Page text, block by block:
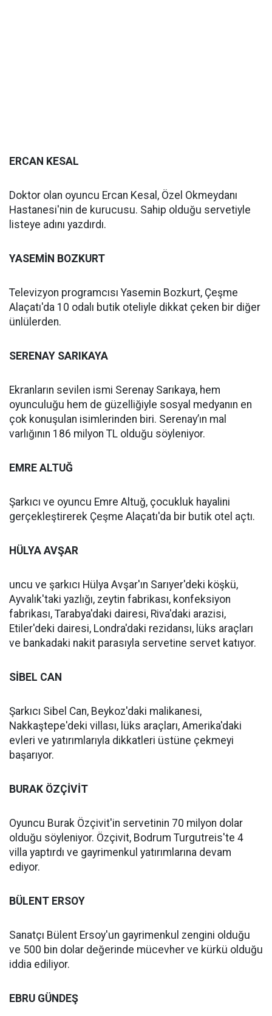
ERCAN KESAL
Doktor olan oyuncu Ercan Kesal, Özel Okmeydanı
Hastanesi'nin de kurucusu. Sahip olduğu servetiyle
listeye adını yazdırdı.
YASEMİN BOZKURT
Televizyon programcısı Yasemin Bozkurt, Çeşme
Alaçatı'da 10 odalı butik oteliyle dikkat çeken bir diğer
ünlülerden.
SERENAY SARIKAYA
Ekranların sevilen ismi Serenay Sarıkaya, hem
oyunculuğu hem de güzelliğiyle sosyal medyanın en
çok konuşulan isimlerinden biri. Serenay’ın mal
varlığının 186 milyon TL olduğu söyleniyor.
EMRE ALTUĞ
Şarkıcı ve oyuncu Emre Altuğ, çocukluk hayalini
gerçekleştirerek Çeşme Alaçatı'da bir butik otel açtı.
HÜLYA AVŞAR
uncu ve şarkıcı Hülya Avşar'ın Sarıyer'deki köşkü,
Ayvalık'taki yazlığı, zeytin fabrikası, konfeksiyon
fabrikası, Tarabya'daki dairesi, Riva'daki arazisi,
Etiler'deki dairesi, Londra'daki rezidansı, lüks araçları
ve bankadaki nakit parasıyla servetine servet katıyor.
SİBEL CAN
Şarkıcı Sibel Can, Beykoz'daki malikanesi,
Nakkaştepe'deki villası, lüks araçları, Amerika'daki
evleri ve yatırımlarıyla dikkatleri üstüne çekmeyi
başarıyor.
BURAK ÖZÇİVİT
Oyuncu Burak Özçivit'in servetinin 70 milyon dolar
olduğu söyleniyor. Özçivit, Bodrum Turgutreis'te 4
villa yaptırdı ve gayrimenkul yatırımlarına devam
ediyor.
BÜLENT ERSOY
Sanatçı Bülent Ersoy'un gayrimenkul zengini olduğu
ve 500 bin dolar değerinde mücevher ve kürkü olduğu
iddia ediliyor.
EBRU GÜNDEŞ